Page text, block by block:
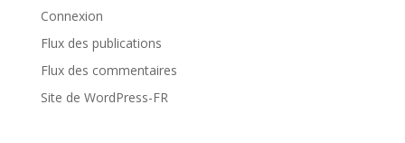
Connexion
Flux des publications
Flux des commentaires
Site de WordPress-FR